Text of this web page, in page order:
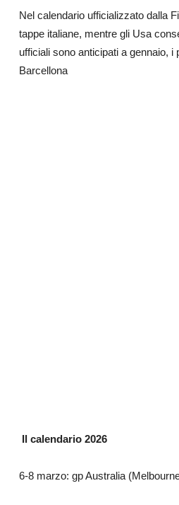
Nel calendario ufficializzato dalla
tappe italiane, mentre gli Usa
ufficiali sono anticipati a gennaio, i
Barcellona
Il calendario 2026
6-8 marzo: gp Australia